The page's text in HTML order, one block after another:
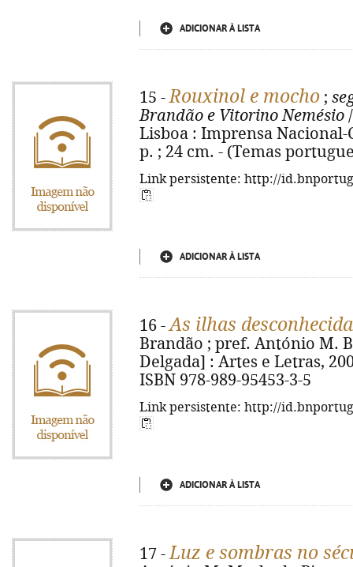
ADICIONAR À LISTA
15 -Rouxinol e mocho ;
Brandão e Vitorino Nemésio
Lisboa : Imprensa Nacional-
p. ; 24 cm. - (Temas
Link persistente: http://
ADICIONAR À LISTA
16 -As ilhas
Brandão ; pref. António M.
Delgada] : Artes e Letras,
ISBN 978-989-95453-3-5
Link persistente: http://
ADICIONAR À LISTA
17 -Luz e sombras no